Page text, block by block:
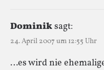
Dominiksagt:
24. April 2007 um 12:55 Uhr
…es wird nie